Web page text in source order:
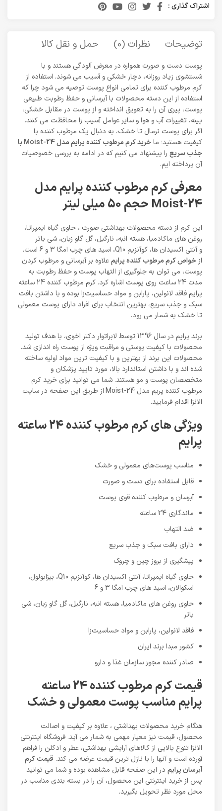
اشتراک گذاری :
توضیحات نظرات (0) حمل و نقل کالا
پوست دست و صورت همواره در معرض آلودگی هستند و با
شستشوی زیاد روزانه، دچار خشکی و آسیب می شوند. استفاده از
کرم مرطوب کننده برای تمامی انواع پوست توصیه می شود چرا که
استفاده از این دسته محصولات با آبرسانی و حفظ رطوبت طبیعی
پوست، پیری آن را به تعویق انداخته و از پوست در مقابل خشکی،
پینه، تغییرات آب و هوا و سایر عوامل آسیب زا محافظت می کنند.
اگر برای پوست نرمال تا خشک، به دنبال یک مرطوب کننده با
کیفیت هستید؛ ما
خرید کرم مرطوب کننده پرایم مدل Moist-24 با
جذب سریع را پیشنهاد می کنیم که در ادامه به بررسی خصوصیات
آن پرداخته ایم.
معرفی کرم مرطوب کننده پرایم مدل
Moist-24 حجم 50 میلی لیتر
این کرم از دسته محصولات بهداشتی صورت ، حاوی گیاه ایمپراتا،
روغن های ماکادمیا، هسته انبه، نارگیل، گل گاو زبان، شی باتر
و آنتی اکسیدان ها، کوآنزیم Q10، اسید های چرب امگا 3 و 6 است.
از خواص کرم مرطوب کننده پرایمعلاوه بر آبرسانی و مرطوب کردن
پوست، می توان به جلوگیری از التهاب پوست و حفظ رطوبت به
مدت 24 ساعت روی پوست اشاره کرد. کرم مرطوب کننده 24 ساعته
پرایم فاقد لانولین، پارابن و مواد حساسیت‌زا بوده و با داشتن بافت
سبک و جذب سریع، بهترین انتخاب برای افراد دارای پوست معمولی
تا خشک به شمار می رود.
برند پرایم در سال 1396 توسط لابراتوار دکتر اخوی، با هدف تولید
محصولات با کیفیت پوستی و مراقبت ویژه از پوست راه اندازی شد.
محصولات این برند از بهترین و با کیفیت ترین مواد اولیه ساخته
شده اند و با داشتن استاندارد بالا، مورد تایید پزشکان و
متخصصان پوست و مو هستند. شما می توانید برای خرید کرم
مرطوب کننده پریم مدل Moist-24
از طریق این صفحه در سایت
الانزا اقدام فرمایید.
ویژگی های کرم مرطوب کننده 24 ساعته
پرایم
مناسب پوست‌های معمولی و خشک
قابل استفاده برای دست و صورت
آبرسان و مرطوب کننده قوی پوست
ماندگاری 24 ساعته
ضد التهاب
دارای بافت سبک و جذب سریع
پیشگیری از بروز چین و چروک
حاوی گیاه ایمپراتا، آنتی اکسیدان ها، کوآنزیم Q10، بیزابولول،
اسکوالان، اسید های چرب امگا 3 و 6
حاوی روغن های ماکادمیا، هسته انبه، نارگیل، گل گاو زبان، شی
باتر
فاقد لانولین، پارابن و مواد حساسیت‌زا
کشور مبدا برند ایران
صادر کننده مجوز سازمان غذا و دارو
قیمت کرم مرطوب کننده 24 ساعته
پرایم مناسب پوست معمولی و خشک
هنگام خرید محصولات بهداشتی ، علاوه بر کیفیت و اصالت
محصول، قیمت نیز معیار مهمی به شمار می آید. فروشگاه اینترنتی
الانزا تنوع بالایی از کالاهای آرایشی بهداشتی، عطر و ادکلن را فراهم
آورده است و آنها را با نازل ترین قیمت عرضه می کند. قیمت کرم
آبرسان پرایم در این صفحه قابل مشاهده بوده و شما می توانید
پس از خرید اینترنتی این محصول، آن را در بسته بندی مناسب در
محل مورد نظر تحویل بگیرید.